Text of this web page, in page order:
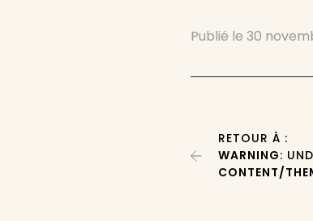
Publié le30
RETOUR À :
WARNING:
CONTENT/